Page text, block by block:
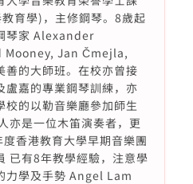
育學)，主修鋼琴。8歲起
琴家 Alexander
Jan Čmejla,
的大師班。在校亦曾接
盧嘉的專業鋼琴訓練，亦
校的以勒音樂廳參加師生
亦是一位木笛演奏者，更
香港教育大學早期音樂團
已有8年教學經驗，注意學
力學及手勢 Angel Lam